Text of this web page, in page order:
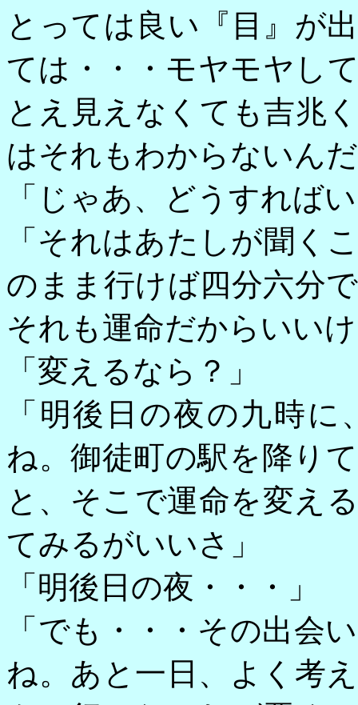
とっては良い『目』が
ては・・・モヤモヤし
とえ見えなくても吉兆
はそれもわからないん
「じゃあ、どうすれば
「それはあたしが聞く
のまま行けば四分六分
それも運命だからいい
「変えるなら？」
「明後日の夜の九時
ね。御徒町の駅を降り
と、そこで運命を変え
てみるがいいさ」
「明後日の夜・・・」
「でも・・・その出会
ね。あと一日、よく考